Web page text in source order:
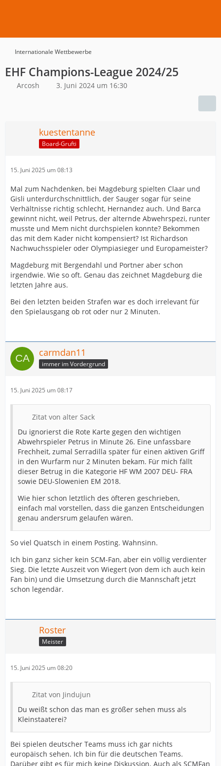
Internationale Wettbewerbe
EHF Champions-League 2024/25
Arcosh 3. Juni 2024 um 16:30
kuestentanne
Board-Grufti
15. Juni 2025 um 08:13
Mal zum Nachdenken, bei Magdeburg spielten Claar und
Gisli unterdurchschnittlich, der Sauger sogar für seine
Verhältnisse richtig schlecht, Hernandez auch. Und Barca
gewinnt nicht, weil Petrus, der alternde Abwehrspezi, runter
musste und Mem nicht durchspielen konnte? Bekommen
das mit dem Kader nicht kompensiert? Ist Richardson
Nachwuchsspieler oder Olympiasieger und Europameister?
Magdeburg mit Bergendahl und Portner aber schon
irgendwie. Wie so oft. Genau das zeichnet Magdeburg die
letzten Jahre aus.
Bei den letzten beiden Strafen war es doch irrelevant für
den Spielausgang ob rot oder nur 2 Minuten.
carmdan11
immer im Vordergrund
15. Juni 2025 um 08:17
Zitat von alter Sack
Du ignorierst die Rote Karte gegen den wichtigen
Abwehrspieler Petrus in Minute 26. Eine unfassbare
Frechheit, zumal Serradilla später für einen aktiven Griff
in den Wurfarm nur 2 Minuten bekam. Für mich fällt
dieser Betrug in die Kategorie HF WM 2007 DEU- FRA
sowie DEU-Slowenien EM 2018.
Wie hier schon letztlich des öfteren geschrieben,
einfach mal vorstellen, dass die ganzen Entscheidungen
genau andersrum gelaufen wären.
So viel Quatsch in einem Posting. Wahnsinn.
Ich bin ganz sicher kein SCM-Fan, aber ein völlig verdienter
Sieg. Die letzte Auszeit von Wiegert (von dem ich auch kein
Fan bin) und die Umsetzung durch die Mannschaft jetzt
schon legendär.
Roster
Meister
15. Juni 2025 um 08:20
Zitat von Jindujun
Du weißt schon das man es größer sehen muss als
Kleinstaaterei?
Bei spielen deutscher Teams muss ich gar nichts
europäisch sehen. Ich bin für die deutschen Teams.
Darüber gibt es für mich keine Diskussion. Auch als SCMFan